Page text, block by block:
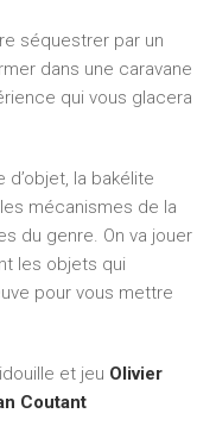
séquestrer par un
dans une caravane
qui vous glacera
la bakélite
mécanismes de la
du genre. On va jouer
les objets qui
pour vous mettre
et jeu Olivier
Coutant